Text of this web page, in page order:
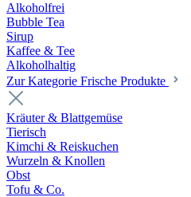
Alkoholfrei
Bubble Tea
Sirup
Kaffee & Tee
Alkoholhaltig
Zur Kategorie Frische Produkte
Kräuter & Blattgemüse
Tierisch
Kimchi & Reiskuchen
Wurzeln & Knollen
Obst
Tofu & Co.